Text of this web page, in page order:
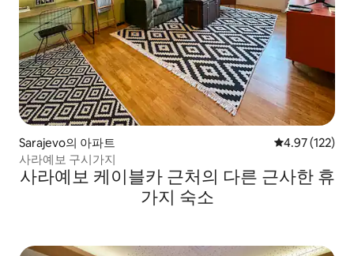
Sarajevo의 아파트 평점 4.97점(5
4.97 (122)
사라예보 구시가지
사라예보 케이블카 근처의 다른 근사한 휴
가지 숙소